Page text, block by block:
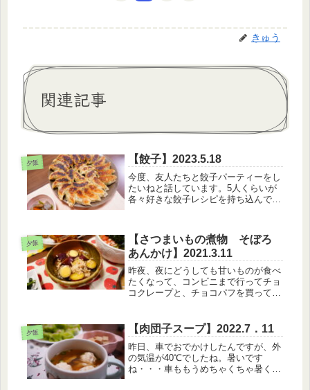
きゅう
関連記事
夕飯 【餃子】2023.5.18
今度、友人たちと餃子パーティーをし
たいねと話しています。5人くらいが
各々好きな餃子レシピを持ち込んでひ
あって、めちゃくちゃ楽しかったなあ
～個人的にはナンジャタウンは私が...
夕飯
【さつまいもの煮物 そぼろ
あんかけ】2021.3.11
昨夜、夜にどうしても甘いものが食べ
たくなって、コンビニまで行ってチョ
コクレープと、チョコパフを買ってそ
ど「大丈夫！」と謎の自信で食べて、
今日の朝からおっぱいの調子が微妙に
悪...
夕飯 【肉団子スープ】2022.7．11
昨日、車でおでかけしたんですが、外
の気温が40℃でしたね。暑いです
ね・・・車ももうめちゃくちゃ暑く